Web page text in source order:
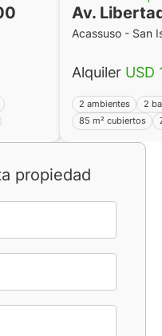
propiedad
Av.
Acassuso - San
Alquiler USD
2 ambientes
2
85 m² cubiertos